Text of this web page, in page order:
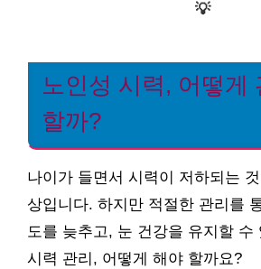
💡
노인성 시력, 어떻게
할까?
나이가 들면서 시력이 저하되는
상입니다. 하지만 적절한 관리를
도를 늦추고, 눈 건강을 유지할 수
시력 관리, 어떻게 해야 할까요?